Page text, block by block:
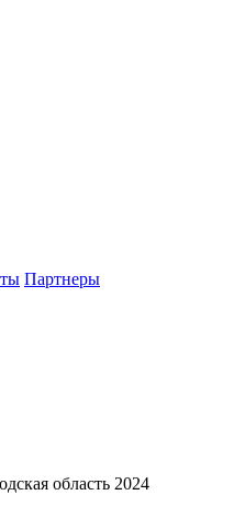
Партнеры
область 2024